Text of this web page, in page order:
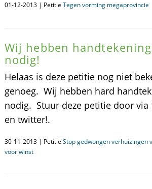
01-12-2013 | Petitie Tegen vorming megaprovincie
Wij hebben
nodig!
Helaas is deze petitie nog niet
genoeg. Wij hebben hard
nodig. Stuur deze petitie door via
en twitter!.
30-11-2013 | Petitie Stop gedwongen verhuizingen
voor winst